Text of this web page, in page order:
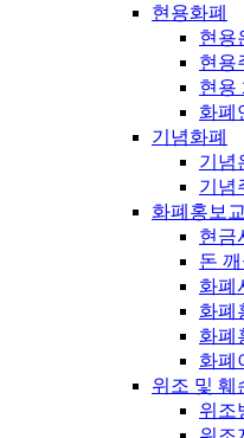
현용화폐
현용
현용
현용
화폐
기념화폐
기념
기념
화폐홍보
현금
돈 깨
화폐
화폐
화폐
화폐
위조 및 훼
위조